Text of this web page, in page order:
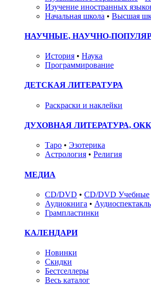
Изучение иностранных
Начальная школа • Высшая
НАУЧНЫЕ, НАУЧНО-
История • Наука
Программирование
ДЕТСКАЯ ЛИТЕРАТУРА
Раскраски и наклейки
ДУХОВНАЯ ЛИТЕРАТУРА,
Таро • Эзотерика
Астрология • Религия
МЕДИА
CD/DVD • CD/DVD Учебные
Аудиокнига • Аудиоспектакль
Грампластинки
КАЛЕНДАРИ
Новинки
Скидки
Бестселлеры
Весь каталог